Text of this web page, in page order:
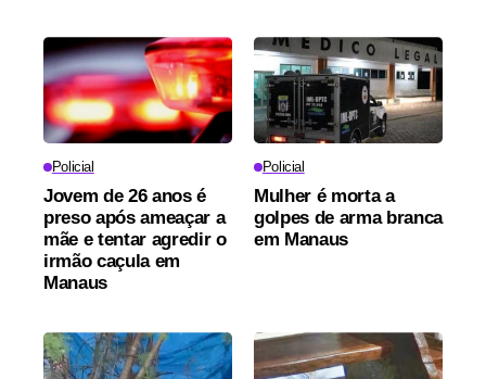
Policial
Jovem de 26 anos é
preso após ameaçar a
mãe e tentar agredir o
irmão caçula em
Manaus
Policial
Mulher é morta a
golpes de arma branca
em Manaus